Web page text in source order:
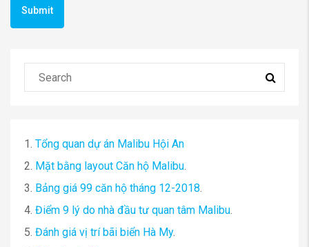
1. Tổng quan dự án Malibu Hội An
2. Mặt bằng layout Căn hộ Malibu.
3. Bảng giá 99 căn hộ tháng 12-2018.
4. Điểm 9 lý do nhà đầu tư quan tâm Malibu.
5. Đánh giá vị trí bãi biển Hà My.